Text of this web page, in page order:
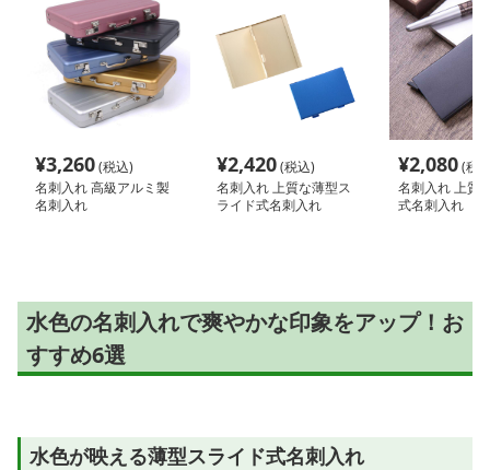
¥3,260(税込)
名刺入れ 高級アルミ製
名刺入れ
¥2,420(税込)
名刺入れ 上質な薄型ス
ライド式名刺入れ
¥2,080(税
名刺入れ 上質
式名刺入れ
水色の名刺入れで爽やかな印象をアップ！お
すすめ6選
水色が映える薄型スライド式名刺入れ